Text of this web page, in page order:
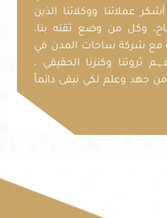
عملائنا ووكلائنا الذين
وكل من وضع ثقته بنا،
مع شركة ساحات المدن في
ثروتنا وكنزنا الحقيقي ،
جهد وعلم لكي نبقى دائماً